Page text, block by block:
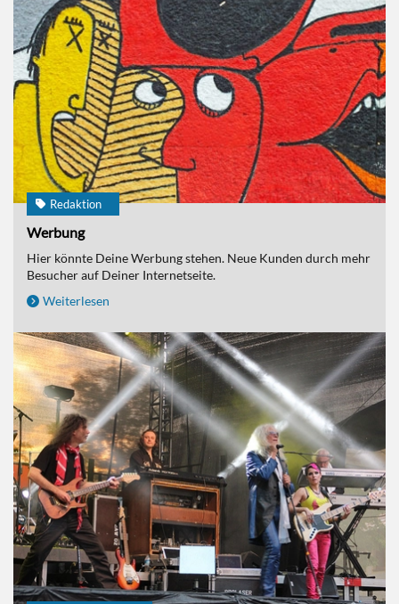
Redaktion
Werbung
Hier könnte Deine Werbung stehen. Neue Kunden durch mehr
Besucher auf Deiner Internetseite.
Weiterlesen